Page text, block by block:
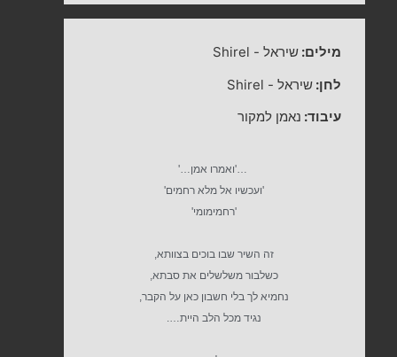
מילים:שיראל -
Shirel
לחן:שיראל -
Shirel
עיבוד: נאמן למקור
…'ואמרו אמן…'
'ועכשיו אל מלא רחמים'
'רחמימומי'
זה השיר שבו בוכים בצוותא,
כשלבור משלשלים את סבתא,
נחמיא לך בלי חשבון כאן על הקבר,
נגיד מכל הלב היית….